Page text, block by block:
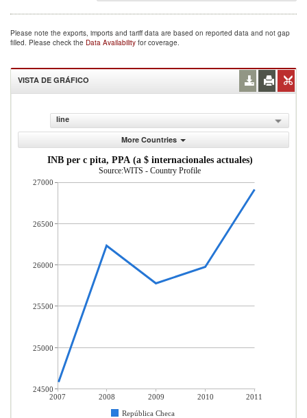
Please note the exports, imports and tariff data are based on reported data and not gap
filled. Please check the Data Availability for coverage.
VISTA DE GRÁFICO
line
More Countries
INB per c pita, PPA (a $ internacionales actuales)
Source:WITS - Country Profile
2007 2008 2009 2010
2011
República Checa
27000
26500
26000
25500
25000
24500